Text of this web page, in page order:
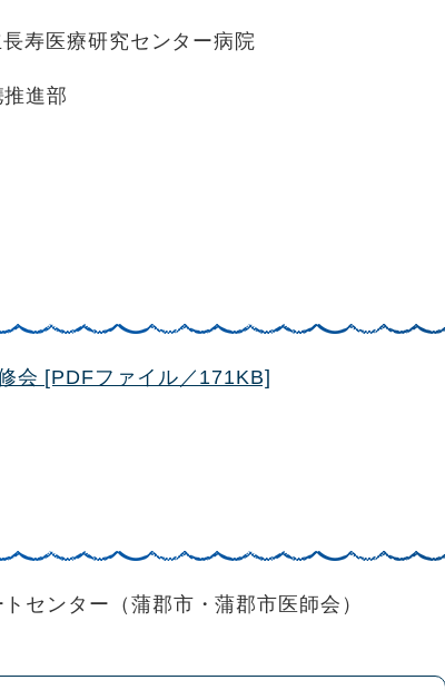
医療研究センター病院
進部
会 [PDFファイル／171KB]
センター（蒲郡市・蒲郡市医師会）